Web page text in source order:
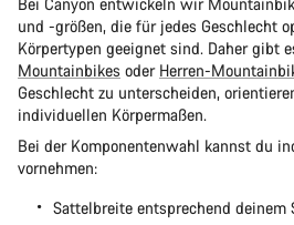
und -größen, die für jedes Geschlecht
Körpertypen geeignet sind. Daher gibt
Mountainbikes oder Herren-
Geschlecht zu unterscheiden,
individuellen Körpermaßen.
Bei der Komponentenwahl kannst du
vornehmen:
Sattelbreite entsprechend deinem